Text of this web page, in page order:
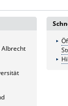
Albrecht